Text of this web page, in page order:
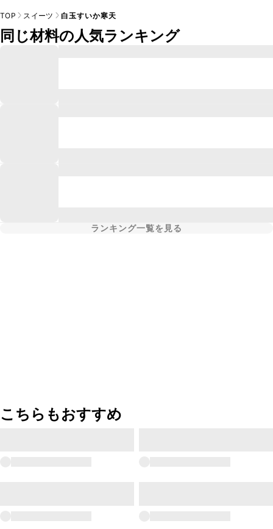
TOP スイーツ 白玉すいか寒天
同じ材料の人気ランキング
ランキング一覧を見る
こちらもおすすめ